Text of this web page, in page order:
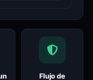
Flujo de